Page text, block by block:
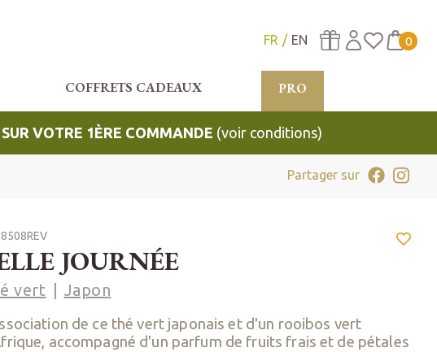
FR EN 0
COFFRETS CADEAUX PRO
VOTRE 1ÈRE COMMANDE (voir conditions)
Partager sur
JOURNÉE
vert Japon
de ce thé vert japonais et d'un rooibos vert
accompagné d'un parfum de fruits frais et de pétales